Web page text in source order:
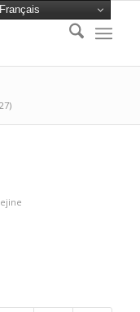
Français